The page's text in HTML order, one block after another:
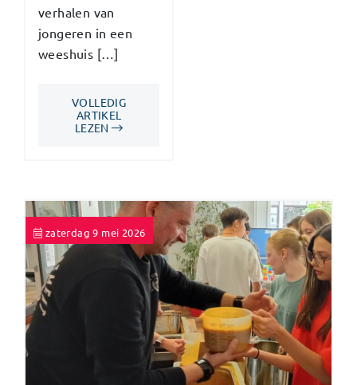
verhalen van
jongeren in een
weeshuis […]
VOLLEDIG
ARTIKEL
LEZEN
zaterdag 9 mei 2026